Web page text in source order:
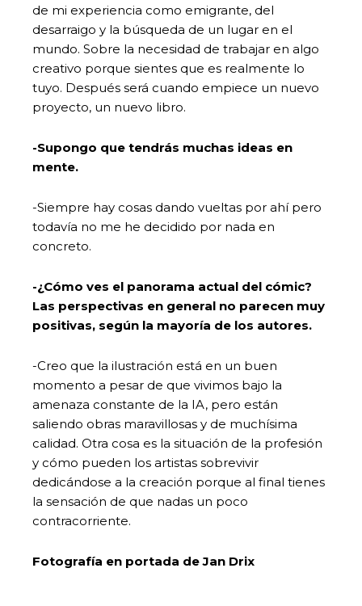
de mi experiencia como emigrante, del
desarraigo y la búsqueda de un lugar en el
mundo. Sobre la necesidad de trabajar en algo
creativo porque sientes que es realmente lo
tuyo. Después será cuando empiece un nuevo
proyecto, un nuevo libro.
-Supongo que tendrás muchas ideas en
mente.
-Siempre hay cosas dando vueltas por ahí pero
todavía no me he decidido por nada en
concreto.
-¿Cómo ves el panorama actual del cómic?
Las perspectivas en general no parecen muy
positivas, según la mayoría de los autores.
-Creo que la ilustración está en un buen
momento a pesar de que vivimos bajo la
amenaza constante de la IA, pero están
saliendo obras maravillosas y de muchísima
calidad. Otra cosa es la situación de la profesión
y cómo pueden los artistas sobrevivir
dedicándose a la creación porque al final tienes
la sensación de que nadas un poco
contracorriente.
Fotografía en portada de Jan Drix